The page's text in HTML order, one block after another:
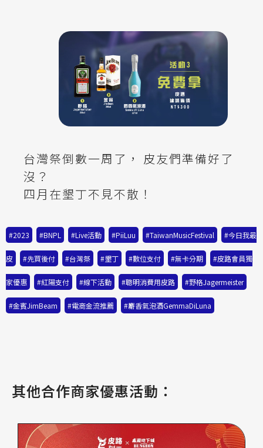
台灣祭倒數一周了， 皮友們準備好了
沒？
四月在墾丁不見不散！
#2023 #BNPL #Live活動 #PiiLuu #TaiwanMusicFestival #今日我最
皮 #先買後付 #台灣祭 #墾丁 #數位支付 #無卡分期 #皮路會員獨
家優惠 #紅陽支付 #線下活動 #聰明消費用皮路 #野格Jagermeister
#金賓JimBeam #電商金流推薦 #麝香氣泡酒GemmaDiLuna
其他合作商家優惠活動：